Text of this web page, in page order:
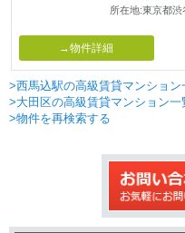
所在地:東京都渋
→物件詳細
>西馬込駅の高級賃貸マンション
>大田区の高級賃貸マンション一
>物件を再検索する